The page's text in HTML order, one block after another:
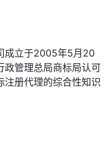
成立于2005年5月20
政管理总局商标局认可
注册代理的综合性知识